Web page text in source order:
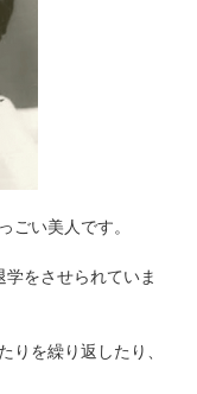
ごい美人です。
をさせられていま
りを繰り返したり、